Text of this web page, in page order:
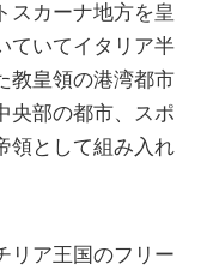
スカーナ地方を皇
ていてイタリア半
教皇領の港湾都市
央部の都市、スポ
領として組み入れ
リア王国のフリー